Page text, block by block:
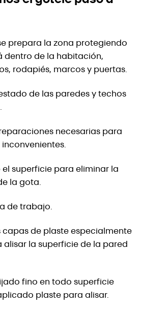
prepara la zona protegiendo
dentro de la habitación,
rodapiés, marcos y puertas.
de las paredes y techos
necesarias para
superficie para eliminar la
la gota.
de trabajo.
capas de plaste especialmente
la superficie de la pared
fino en todo superficie
plaste para alisar.